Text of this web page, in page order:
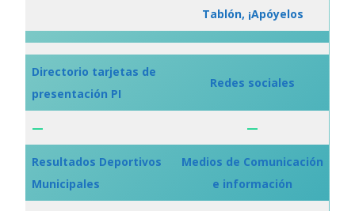
Tablón, ¡Apóyelos
Directorio tarjetas de
presentación PI
Redes sociales
— —
Resultados Deportivos
Municipales
Medios de Comunicación
e información